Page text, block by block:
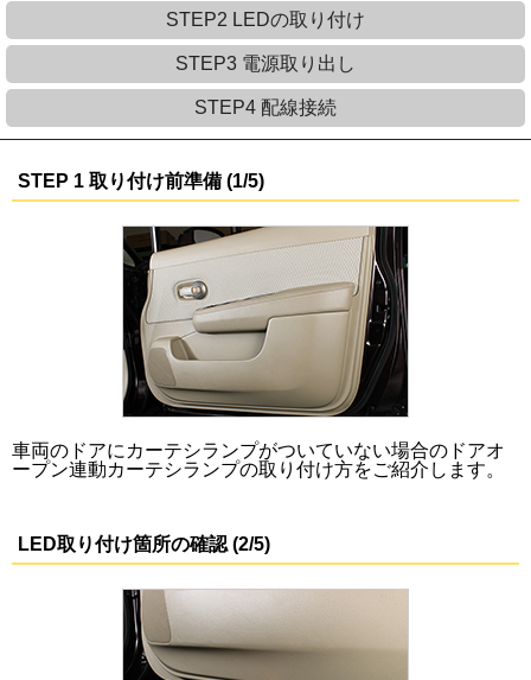
STEP2 LEDの取り付け
STEP3 電源取り出し
STEP4 配線接続
STEP 1 取り付け前準備 (1/5)
車両のドアにカーテシランプがついていない場合のドアオ
ープン連動カーテシランプの取り付け方をご紹介します。
LED取り付け箇所の確認 (2/5)